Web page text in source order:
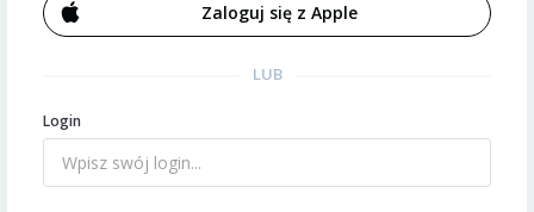
Zaloguj się z Apple
LUB
Login